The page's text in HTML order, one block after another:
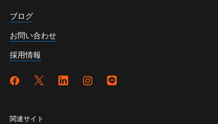
ブログ
お問い合わせ
採用情報
関連サイト